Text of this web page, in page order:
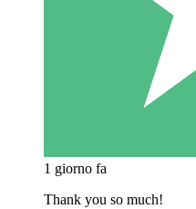
1 giorno fa
Thank you so much!